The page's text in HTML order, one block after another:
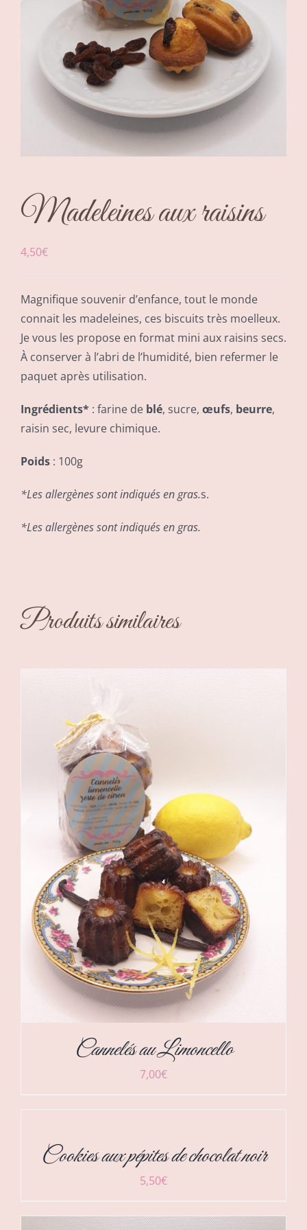
Madeleines aux raisins
4,50€
Magnifique souvenir d’enfance, tout le monde
connait les madeleines, ces biscuits très moelleux.
Je vous les propose en format mini aux raisins secs.
À conserver à l’abri de l’humidité, bien refermer le
paquet après utilisation.
Ingrédients* : farine de blé, sucre, œufs, beurre,
raisin sec, levure chimique.
Poids : 100g
*Les allergènes sont indiqués en gras.s.
*Les allergènes sont indiqués en gras.
Produits similaires
DÉTAILS
Cannelés au Limoncello
7,00€
Cookies aux pépites de chocolat noir
5,50€
DÉTAILS